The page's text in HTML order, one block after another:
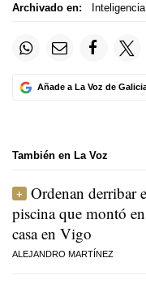
Archivado en:
Añade a La Voz de
También en La Voz
Ordenan derribar
piscina que montó
casa en Vigo
ALEJANDRO MARTÍNEZ